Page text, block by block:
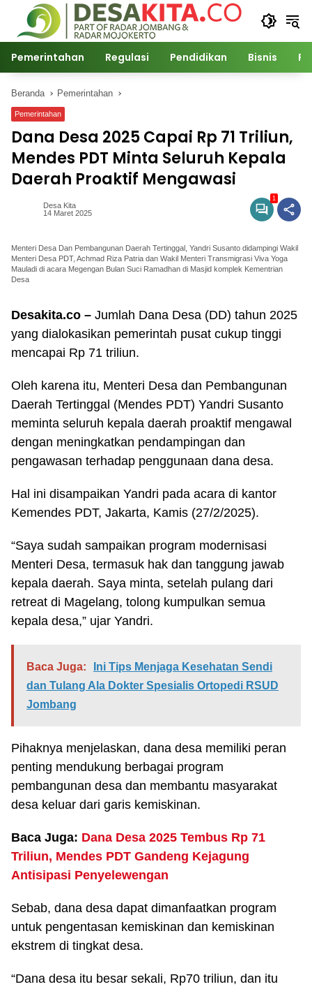
Langsung
konten
Pemerintahan Regulasi Pendidikan Bisnis
Beranda Pemerintahan
Pemerintahan
Dana Desa 2025 Capai Rp 71 Triliun,
Mendes PDT Minta Seluruh Kepala
Daerah Proaktif Mengawasi
Desa Kita
14 Maret 2025
1
Menteri Desa Dan Pembangunan Daerah Tertinggal, Yandri Susanto didampingi Wakil
Menteri Desa PDT, Achmad Riza Patria dan Wakil Menteri Transmigrasi Viva Yoga
Mauladi di acara Megengan Bulan Suci Ramadhan di Masjid komplek Kementrian
Desa
Desakita.co – Jumlah Dana Desa (DD) tahun 2025
yang dialokasikan pemerintah pusat cukup tinggi
mencapai Rp 71 triliun.
Oleh karena itu, Menteri Desa dan Pembangunan
Daerah Tertinggal (Mendes PDT) Yandri Susanto
meminta seluruh kepala daerah proaktif mengawal
dengan meningkatkan pendampingan dan
pengawasan terhadap penggunaan dana desa.
Hal ini disampaikan Yandri pada acara di kantor
Kemendes PDT, Jakarta, Kamis (27/2/2025).
“Saya sudah sampaikan program modernisasi
Menteri Desa, termasuk hak dan tanggung jawab
kepala daerah. Saya minta, setelah pulang dari
retreat di Magelang, tolong kumpulkan semua
kepala desa,” ujar Yandri.
Baca Juga:
Ini Tips Menjaga Kesehatan Sendi
dan Tulang Ala Dokter Spesialis Ortopedi RSUD
Jombang
Pihaknya menjelaskan, dana desa memiliki peran
penting mendukung berbagai program
pembangunan desa dan membantu masyarakat
desa keluar dari garis kemiskinan.
Baca Juga: Dana Desa 2025 Tembus Rp 71
Triliun, Mendes PDT Gandeng Kejagung
Antisipasi Penyelewengan
Sebab, dana desa dapat dimanfaatkan program
untuk pengentasan kemiskinan dan kemiskinan
ekstrem di tingkat desa.
“Dana desa itu besar sekali, Rp70 triliun, dan itu